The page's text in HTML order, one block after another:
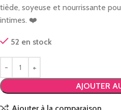
tiède, soyeuse et nourrissante
intimes. ❤️
52 en stock
AJOUTER
Ajouter à la comparaison